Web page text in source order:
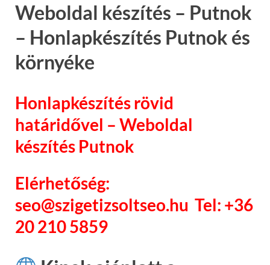
Weboldal készítés – Putnok
– Honlapkészítés Putnok és
környéke
Honlapkészítés rövid
határidővel – Weboldal
készítés Putnok
Elérhetőség:
seo@szigetizsoltseo.hu Tel: +36
20 210 5859